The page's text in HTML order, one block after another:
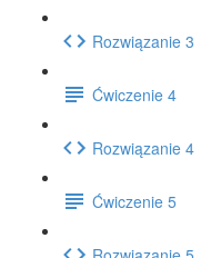
Rozwiązanie 3
Ćwiczenie 4
Rozwiązanie 4
Ćwiczenie 5